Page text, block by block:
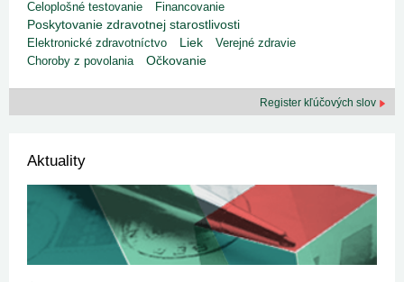
Celoplošné testovanie
Financovanie
Poskytovanie zdravotnej starostlivosti
Elektronické zdravotníctvo Liek
Verejné zdravie
Choroby z povolania
Očkovanie
Register kľúčových slov
Aktuality